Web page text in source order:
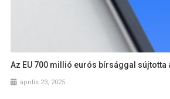
Az EU 700 millió eurós bírsággal sújtotta
április 23, 2025